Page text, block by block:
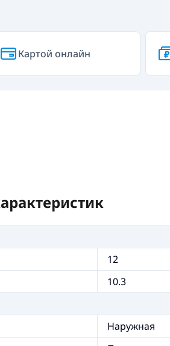
Картой онлайн
12
10.3
Наружная